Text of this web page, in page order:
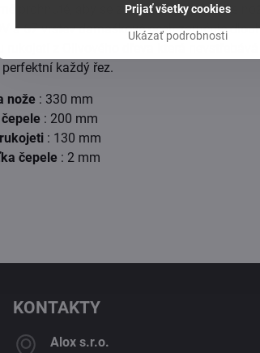
prohnuté, aby se zachovala možnost s
a 67 vrstev damaškové oceli zaručuje
z Olivového dřeva která
každý řez.
nože: 330 mm
: 200 mm
: 130 mm
čepele: 2 mm
KONTAKTY
Alox s​.r​.o​.
Ukázať podrobnosti
Prijať všetky cookies